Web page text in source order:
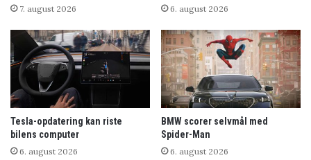
7. august 2026 6. august 2026
Tesla-opdatering kan riste
bilens computer
6. august 2026
BMW scorer selvmål med
Spider-Man
6. august 2026